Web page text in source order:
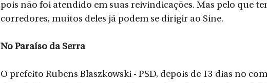
pois não foi atendido em suas reivindicações. Mas pelo que
corredores, muitos deles já podem se dirigir ao Sine.
No Paraíso da Serra
O prefeito Rubens Blaszkowski - PSD, depois de 13 dias no